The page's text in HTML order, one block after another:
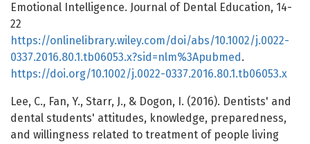
Emotional Intelligence. Journal of Dental Education, 14-
22
https://onlinelibrary.wiley.com/doi/abs/10.1002/j.0022-
0337.2016.80.1.tb06053.x?sid=nlm%3Apubmed .
https://doi.org/10.1002/j.0022-0337.2016.80.1.tb06053.x
Lee, C., Fan, Y., Starr, J., & Dogon, I. (2016). Dentists' and
dental students' attitudes, knowledge, preparedness,
and willingness related to treatment of people living